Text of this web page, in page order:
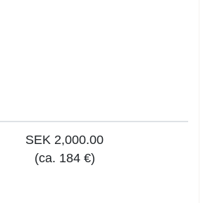
SEK 2,000.00
(ca. 184 €)